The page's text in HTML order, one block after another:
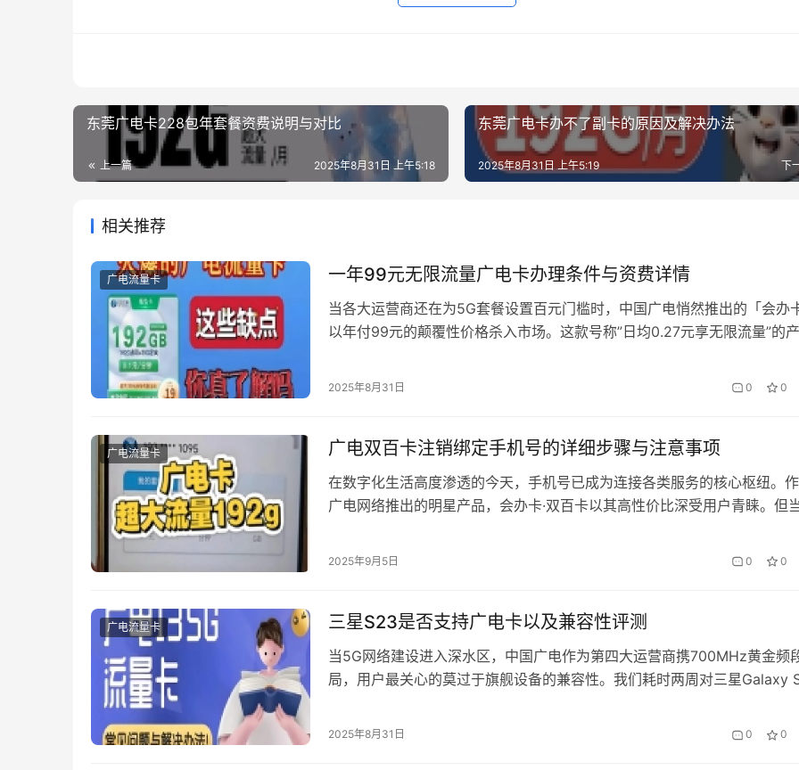
东莞广电卡228包年套餐资费说明与对比
上一篇 2025年8月31日 上午5:18
东莞广电卡办不了副卡的原因及解决办法
下
2025年8月31日 上午5:19
相关推荐
广电流量卡 一年99元无限流量广电卡办理条件与资费详情
当各大运营商还在为5G套餐设置百元门槛时，中国广电悄然推出的「会办
以年付99元的颠覆性价格杀入市场。这款号称”日均0.27元享无限流量”的
餐背后的真实价值。 一、办理条件里的隐藏彩蛋 不同于传统运营商复杂的
2025年8月31日 0 0
广电流量卡 广电双百卡注销绑定手机号的详细步骤与注意事项
在数字化生活高度渗透的今天，手机号已成为连接各类服务的核心枢纽。
广电网络推出的明星产品，会办卡·双百卡以其高性价比深受用户青睐。但
的焦点。本文将系统梳理全流程操作要点，助您高效完成解绑的同时规避
2025年9月5日 0 0
广电流量卡 三星S23是否支持广电卡以及兼容性评测
当5G网络建设进入深水区，中国广电作为第四大运营商携700MHz黄金频
局，用户最关心的莫过于旗舰设备的兼容性。我们耗时两周对三星Galaxy
为您呈现这份可能是目前最全面的评测报告。 一、硬件层面的兼容性验证
2025年8月31日 0 0